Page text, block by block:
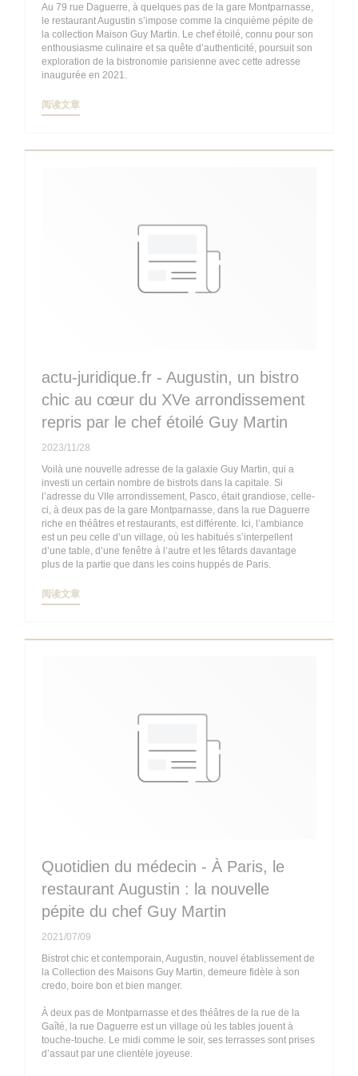
Au 79 rue Daguerre, à quelques pas de la gare Montparnasse,
le restaurant Augustin s’impose comme la cinquième pépite de
la collection Maison Guy Martin. Le chef étoilé, connu pour son
enthousiasme culinaire et sa quête d’authenticité, poursuit son
exploration de la bistronomie parisienne avec cette adresse
inaugurée en 2021.
阅读文章((在新窗口中打开))
actu-juridique.fr - Augustin, un bistro
chic au cœur du XVe arrondissement
repris par le chef étoilé Guy Martin
2023/11/28
Voilà une nouvelle adresse de la galaxie Guy Martin, qui a
investi un certain nombre de bistrots dans la capitale. Si
l’adresse du VIIe arrondissement, Pasco, était grandiose, celle-
ci, à deux pas de la gare Montparnasse, dans la rue Daguerre
riche en théâtres et restaurants, est différente. Ici, l’ambiance
est un peu celle d’un village, où les habitués s’interpellent
d’une table, d’une fenêtre à l’autre et les fêtards davantage
plus de la partie que dans les coins huppés de Paris.
阅读文章((在新窗口中打开))
Quotidien du médecin - À Paris, le
restaurant Augustin : la nouvelle
pépite du chef Guy Martin
2021/07/09
Bistrot chic et contemporain, Augustin, nouvel établissement de
la Collection des Maisons Guy Martin, demeure fidèle à son
credo, boire bon et bien manger.
À deux pas de Montparnasse et des théâtres de la rue de la
Gaîté, la rue Daguerre est un village où les tables jouent à
touche-touche. Le midi comme le soir, ses terrasses sont prises
d’assaut par une clientèle joyeuse.